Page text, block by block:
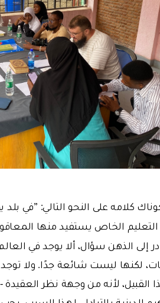
كلامه على النحو التالي: ”في بلد
الخاص يستفيد منها
إلى الذهن سؤال، ألا يوجد في
لكنها ليست شائعة جدًا. ولا توجد
لأنه من وجهة نظر